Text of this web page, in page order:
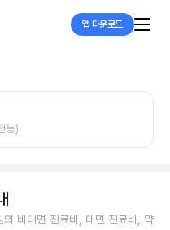
앱 다운로드
동)
의 비대면 진료비, 대면 진료비, 약